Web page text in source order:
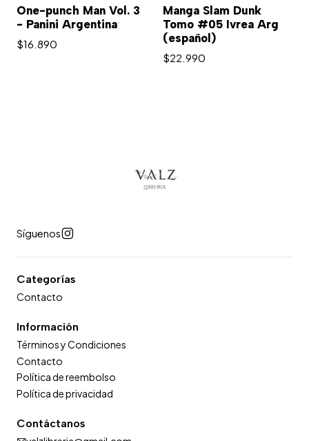
One-punch Man Vol. 3
- Panini Argentina
$16.890
Manga Slam Dunk
Tomo #05 Ivrea Arg
(español)
$22.990
Síguenos
Categorías
Contacto
Información
Términos y Condiciones
Contacto
Política de reembolso
Política de privacidad
Contáctanos